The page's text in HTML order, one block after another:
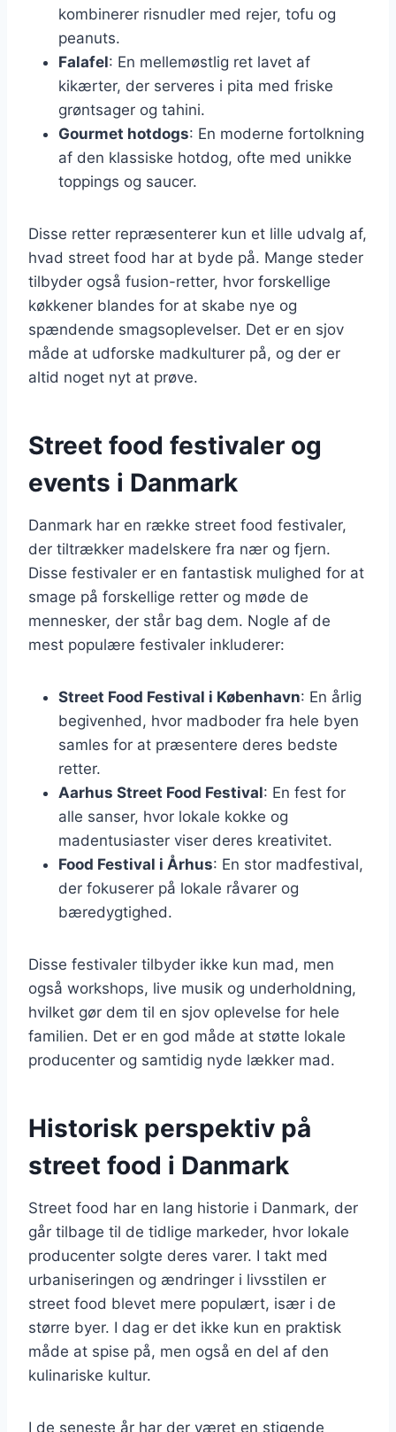
kombinerer risnudler med rejer, tofu og
peanuts.
Falafel: En mellemøstlig ret lavet af
kikærter, der serveres i pita med friske
grøntsager og tahini.
Gourmet hotdogs: En moderne fortolkning
af den klassiske hotdog, ofte med unikke
toppings og saucer.
Disse retter repræsenterer kun et lille udvalg af,
hvad street food har at byde på. Mange steder
tilbyder også fusion-retter, hvor forskellige
køkkener blandes for at skabe nye og
spændende smagsoplevelser. Det er en sjov
måde at udforske madkulturer på, og der er
altid noget nyt at prøve.
Street food festivaler og
events i Danmark
Danmark har en række street food festivaler,
der tiltrækker madelskere fra nær og fjern.
Disse festivaler er en fantastisk mulighed for at
smage på forskellige retter og møde de
mennesker, der står bag dem. Nogle af de
mest populære festivaler inkluderer:
Street Food Festival i København: En årlig
begivenhed, hvor madboder fra hele byen
samles for at præsentere deres bedste
retter.
Aarhus Street Food Festival: En fest for
alle sanser, hvor lokale kokke og
madentusiaster viser deres kreativitet.
Food Festival i Århus: En stor madfestival,
der fokuserer på lokale råvarer og
bæredygtighed.
Disse festivaler tilbyder ikke kun mad, men
også workshops, live musik og underholdning,
hvilket gør dem til en sjov oplevelse for hele
familien. Det er en god måde at støtte lokale
producenter og samtidig nyde lækker mad.
Historisk perspektiv på
street food i Danmark
Street food har en lang historie i Danmark, der
går tilbage til de tidlige markeder, hvor lokale
producenter solgte deres varer. I takt med
urbaniseringen og ændringer i livsstilen er
street food blevet mere populært, især i de
større byer. I dag er det ikke kun en praktisk
måde at spise på, men også en del af den
kulinariske kultur.
I de seneste år har der været en stigende